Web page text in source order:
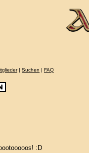
| Suchen | FAQ
:D